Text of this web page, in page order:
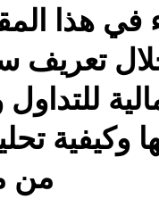
في هذا
للتداول
وكيفية
من